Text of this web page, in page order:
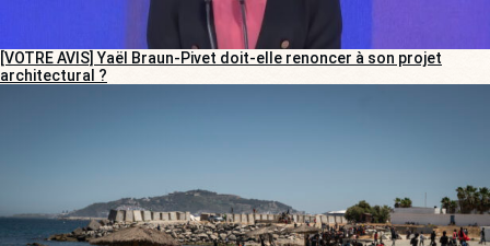
[VOTRE AVIS] Yaël Braun-Pivet doit-elle renoncer à son projet
architectural ?